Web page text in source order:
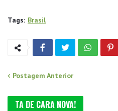
Tags: Brasil
Postagem Anterior
TA DE CARA NOVA!